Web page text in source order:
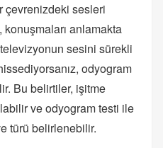
çevrenizdeki sesleri
konuşmaları anlamakta
sesini sürekli
odyogram
Bu belirtiler, işitme
ve odyogram testi ile
türü belirlenebilir.